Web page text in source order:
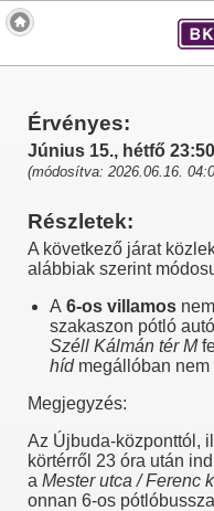
Érvényes:
Június 15., hétfő
(módosítva: 2026.06.16.
Részletek:
A következő járat
alábbiak szerint
A 6-os villamos
szakaszon pótló
Széll Kálmán tér M
híd megállóban nem
Megjegyzés:
Az Újbuda-központtól,
körtérről 23 óra után
a Mester utca / Ferenc
onnan 6-os